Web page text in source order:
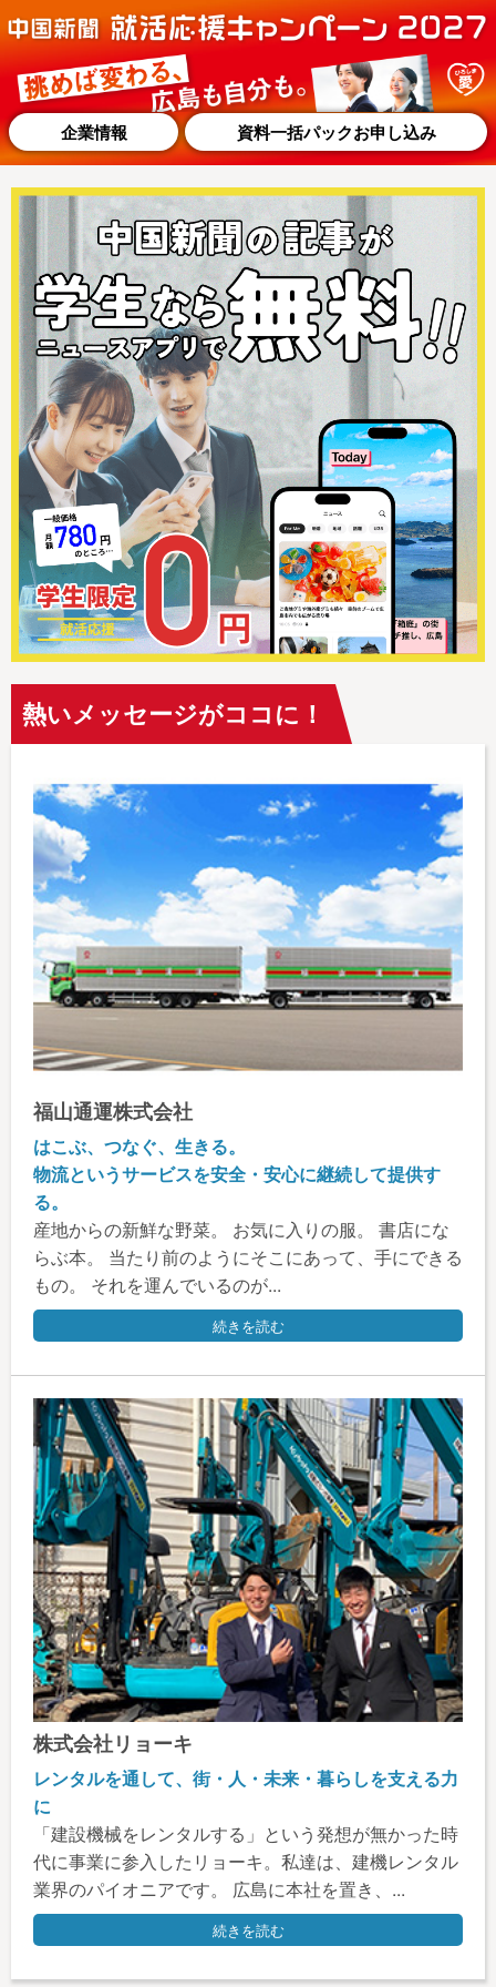
企業情報 資料一括パックお申し込み
熱いメッセージがココに！
福山通運株式会社
はこぶ、つなぐ、生きる。
物流というサービスを安全・安心に継続して提供す
る。
産地からの新鮮な野菜。 お気に入りの服。 書店にな
らぶ本。 当たり前のようにそこにあって、手にできる
もの。 それを運んでいるのが...
続きを読む
株式会社リョーキ
レンタルを通して、街・人・未来・暮らしを支える力
に
「建設機械をレンタルする」という発想が無かった時
代に事業に参入したリョーキ。私達は、建機レンタル
業界のパイオニアです。 広島に本社を置き、...
続きを読む